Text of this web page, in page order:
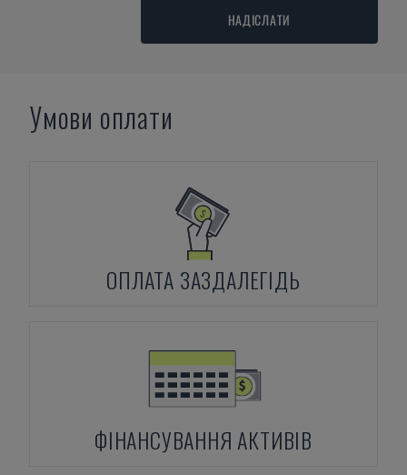
НАДІСЛАТИ
Умови оплати
ОПЛАТА ЗАЗДАЛЕГІДЬ
ФІНАНСУВАННЯ АКТИВІВ